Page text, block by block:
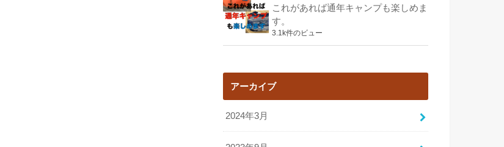
これがあれば通年キャンプも楽しめま
す。
3.1k件のビュー
アーカイブ
2024年3月